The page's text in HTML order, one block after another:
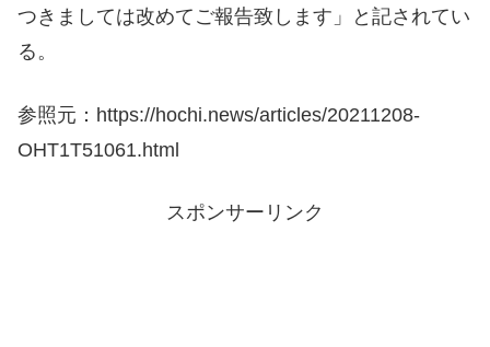
つきましては改めてご報告致します」と記されてい
る。
参照元：https://hochi.news/articles/20211208-
OHT1T51061.html
スポンサーリンク